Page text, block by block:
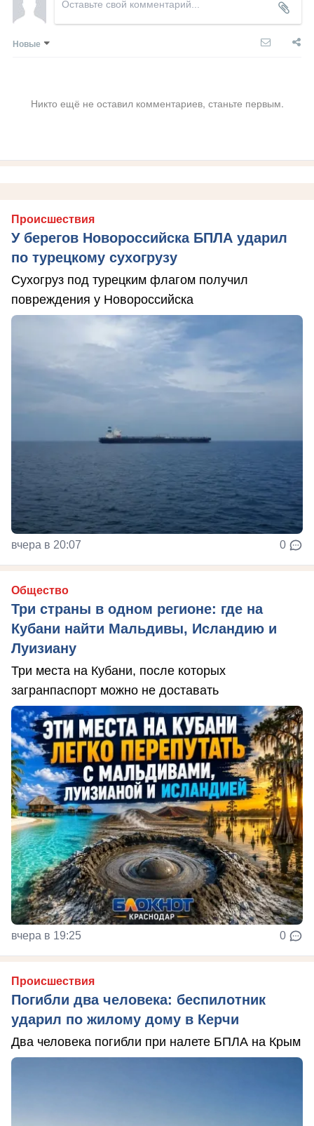
Новые
Никто ещё не оставил комментариев, станьте первым.
Происшествия
У берегов Новороссийска БПЛА ударил
по турецкому сухогрузу
Сухогруз под турецким флагом получил
повреждения у Новороссийска
вчера в 20:07 0
Общество
Три страны в одном регионе: где на
Кубани найти Мальдивы, Исландию и
Луизиану
Три места на Кубани, после которых
загранпаспорт можно не доставать
вчера в 19:25 0
Происшествия
Погибли два человека: беспилотник
ударил по жилому дому в Керчи
Два человека погибли при налете БПЛА на Крым